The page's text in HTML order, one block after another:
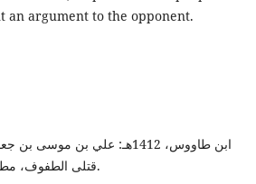
an argument to the opponent.
قتلى الطفوف، مطبعة امير، ط1 ، قم- إيران.